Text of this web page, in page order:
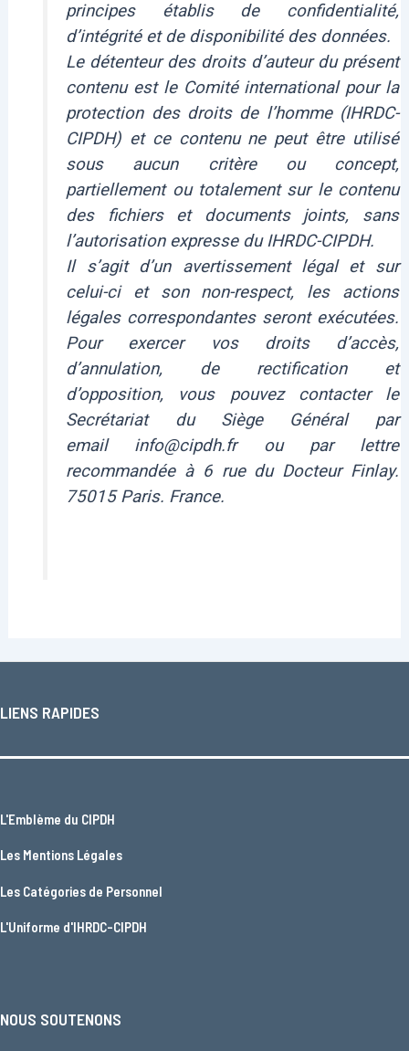
principes établis de confidentialité,
d’intégrité et de disponibilité des données.
Le détenteur des droits d’auteur du présent
contenu est le Comité international pour la
protection des droits de l’homme (IHRDC-
CIPDH) et ce contenu ne peut être utilisé
sous aucun critère ou concept,
partiellement ou totalement sur le contenu
des fichiers et documents joints, sans
l’autorisation expresse du IHRDC-CIPDH.
Il s’agit d’un avertissement légal et sur
celui-ci et son non-respect, les actions
légales correspondantes seront exécutées.
Pour exercer vos droits d’accès,
d’annulation, de rectification et
d’opposition, vous pouvez contacter le
Secrétariat du Siège Général par
email info@cipdh.fr ou par lettre
recommandée à 6 rue du Docteur Finlay.
75015 Paris. France.
LIENS RAPIDES
L'Emblème du CIPDH
Les Mentions Légales
Les Catégories de Personnel
L'Uniforme d'IHRDC-CIPDH
NOUS SOUTENONS